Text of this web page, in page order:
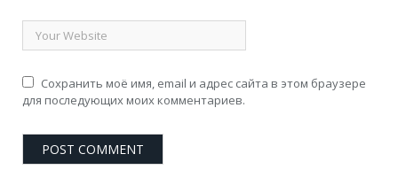
Сохранить моё имя, email и адрес сайта в этом браузере
для последующих моих комментариев.